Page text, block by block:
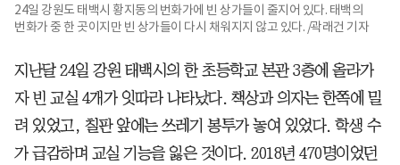
24일 강원도 태백시 황지동의 번화가에 빈 상가들이 줄지어 있다. 태백의
번화가 중 한 곳이지만 빈 상가들이 다시 채워지지 않고 있다. /곽래건 기자
지난달 24일 강원 태백시의 한 초등학교 본관 3층에 올라가
자 빈 교실 4개가 잇따라 나타났다. 책상과 의자는 한쪽에 밀
려 있었고, 칠판 앞에는 쓰레기 봉투가 놓여 있었다. 학생 수
가 급감하며 교실 기능을 잃은 것이다. 2018년 470명이었던